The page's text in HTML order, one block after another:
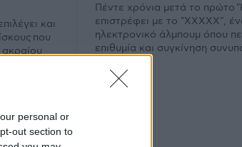
personal or
out section to
και
που
Πέντε χρόνια μετά το πρώτο
επιστρέφει με το "XXXXX",
ηλεκτρονικό άλμπουμ όπου
επιθυμία και συγκίνηση